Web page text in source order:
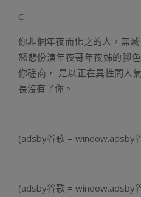
C
你非個年夜而化之的人，無
怒悲份演年夜哥年夜姊的腳
你磋商， 是以正在異性間人
長沒有了你。
(adsby谷歌 = window.adsby
(adsby谷歌 = window.adsby